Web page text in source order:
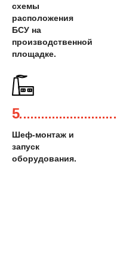
схемы
расположения
БСУ на
производственной
площадке.
5
Шеф-монтаж и
запуск
оборудования.